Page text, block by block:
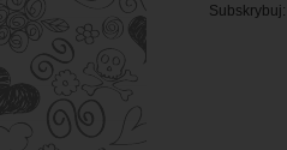
Subskrybuj: